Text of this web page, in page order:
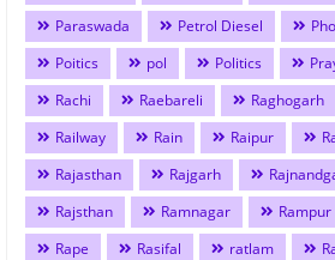
Paraswada
Petrol Diesel
Poitics
pol Politics
Rachi
Raebareli Raghogarh
Railway
Rain Raipur
Rajasthan
Rajgarh
Rajsthan
Ramnagar Rampur
Rape
Rasifal ratlam